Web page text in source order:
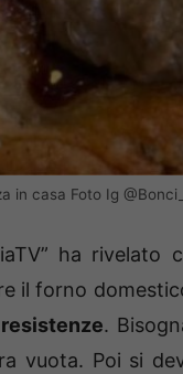
in casa Foto Ig
ha
il forno
.
vuota. Poi si